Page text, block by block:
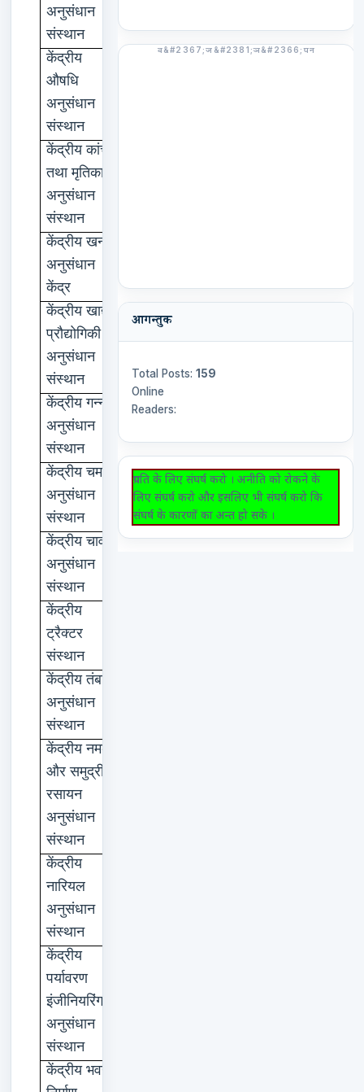
अनुसंधान
संस्थान
केंद्रीय
औषधि
अनुसंधान
संस्थान
लखनऊ
केंद्रीय कांच
तथा मृतिका
अनुसंधान
संस्थान
केंद्रीय खनन
अनुसंधान
केंद्र
केंद्रीय खाद्य
प्रौद्योगिकी
अनुसंधान
संस्थान
केंद्रीय गन्ना
अनुसंधान
संस्थान
कोयंबटूर
केंद्रीय चमड़ा
अनुसंधान
संस्थान
चेन्नई
केंद्रीय चावल
अनुसंधान
संस्थान
कटक
केंद्रीय
ट्रैक्टर
संस्थान
केंद्रीय तंबाकू
अनुसंधान
संस्थान
केंद्रीय नमक
और समुद्री
रसायन
अनुसंधान
संस्थान
केंद्रीय
नारियल
अनुसंधान
संस्थान
केंद्रीय
पर्यावरण
इंजीनियरिंग
अनुसंधान
संस्थान
केंद्रीय भवन
आगन्तुक
Total Posts: 159
Online
Readers:
प्रगति के लिए संघर्ष करो । अनीति को रोकने के
लिए संघर्ष करो और इसलिए भी संघर्ष करो कि
संघर्ष के कारणों का अन्त हो सके ।